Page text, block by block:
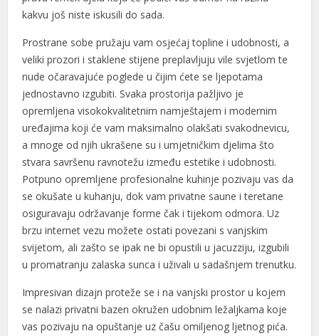
panel
panel
panel
panel
panel
panel
panel
panel
panel
panel
panel
panel
kakvu još niste iskusili do sada.
Prostrane sobe pružaju vam osjećaj topline i udobnosti, a
veliki prozori i staklene stijene preplavljuju vile svjetlom te
nude očaravajuće poglede u čijim ćete se ljepotama
jednostavno izgubiti. Svaka prostorija pažljivo je
opremljena visokokvalitetnim namještajem i modernim
uređajima koji će vam maksimalno olakšati svakodnevicu,
a mnoge od njih ukrašene su i umjetničkim djelima što
stvara savršenu ravnotežu između estetike i udobnosti.
Potpuno opremljene profesionalne kuhinje pozivaju vas da
se okušate u kuhanju, dok vam privatne saune i teretane
osiguravaju održavanje forme čak i tijekom odmora. Uz
brzu internet vezu možete ostati povezani s vanjskim
svijetom, ali zašto se ipak ne bi opustili u jacuzziju, izgubili
u promatranju zalaska sunca i uživali u sadašnjem trenutku.
Impresivan dizajn proteže se i na vanjski prostor u kojem
se nalazi privatni bazen okružen udobnim ležaljkama koje
vas pozivaju na opuštanje uz čašu omiljenog ljetnog pića.